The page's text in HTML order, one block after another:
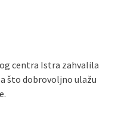
centra Istra zahvalila
što dobrovoljno ulažu